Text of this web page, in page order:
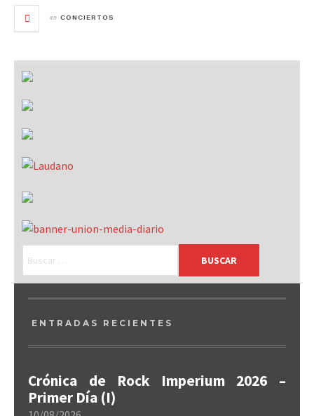
en CONCIERTOS
ENTRADAS RECIENTES
Crónica de Rock Imperium 2026 –
Primer Día (I)